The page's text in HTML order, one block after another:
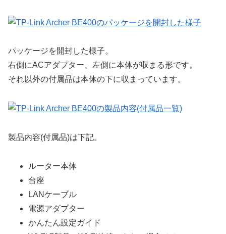
パッケージを開封した様子。
右側にACアダプター、左側に本体が収まる形です。
それ以外の付属品は本体の下に収まっています。
製品内容(付属品)は下記。
ルーター本体
台座
LANケーブル
電源アダプター
かんたん設定ガイド